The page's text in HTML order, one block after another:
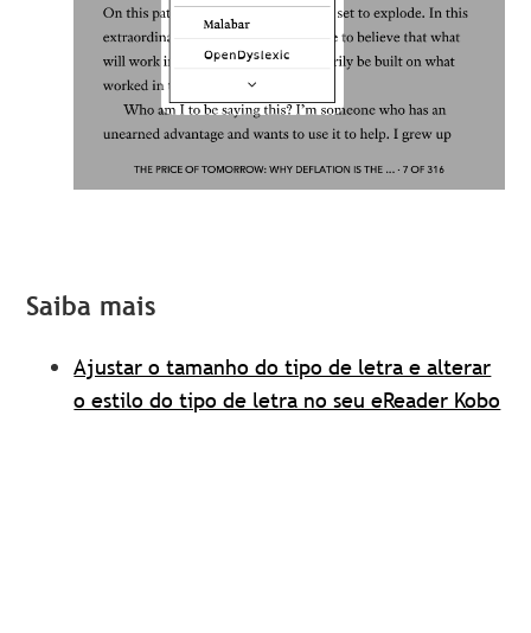
Saiba mais
Ajustar o tamanho do tipo de letra e alterar
o estilo do tipo de letra no seu eReader Kobo